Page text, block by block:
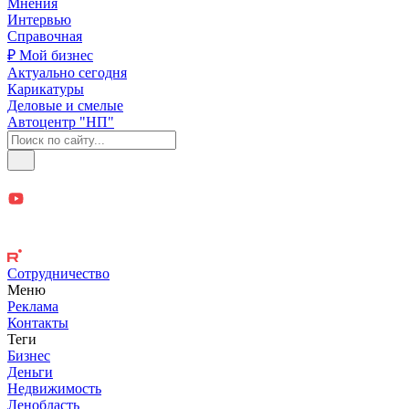
Мнения
Интервью
Справочная
₽ Мой бизнес
Актуально сегодня
Карикатуры
Деловые и смелые
Автоцентр "НП"
Сотрудничество
Меню
Реклама
Контакты
Теги
Бизнес
Деньги
Недвижимость
Ленобласть